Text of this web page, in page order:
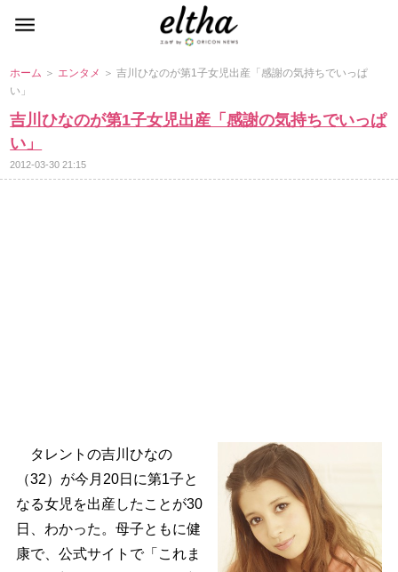
ホーム ＞ エンタメ ＞ 吉川ひなのが第1子女児出産「感謝の気持ちでいっぱ
い」
吉川ひなのが第1子女児出産「感謝の気持ちでいっぱ
い」
2012-03-30 21:15
タレントの吉川ひなの
（32）が今月20日に第1子と
なる女児を出産したことが30
日、わかった。母子ともに健
康で、公式サイトで「これま